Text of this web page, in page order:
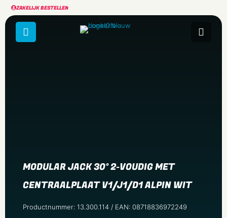
ZAKELIJK BESTELLEN
MODULAR JACK 30° 2-VOUDIG MET
CENTRAALPLAAT V1/J1/D1 ALPIN WIT
Productnummer: 13.300.114 / EAN: 08718836972249